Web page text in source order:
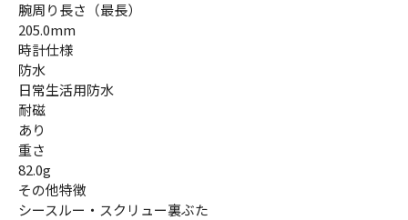
腕周り長さ（最長）
205.0mm
時計仕様
防水
日常生活用防水
耐磁
あり
重さ
82.0g
その他特徴
シースルー・スクリュー裏ぶた